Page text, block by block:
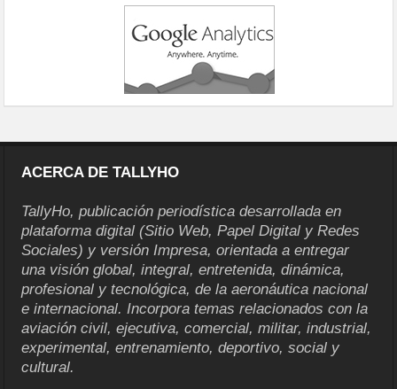
ACERCA DE TALLYHO
TallyHo, publicación periodística desarrollada en
plataforma digital (Sitio Web, Papel Digital y Redes
Sociales) y versión Impresa, orientada a entregar
una visión global, integral, entretenida, dinámica,
profesional y tecnológica, de la aeronáutica nacional
e internacional. Incorpora temas relacionados con la
aviación civil, ejecutiva, comercial, militar, industrial,
experimental, entrenamiento, deportivo, social y
cultural.